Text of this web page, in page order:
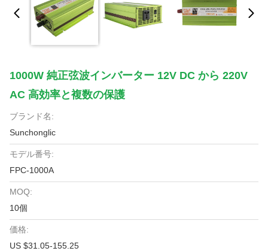
1000W 純正弦波インバーター 12V DC から 220V
AC 高効率と複数の保護
ブランド名:
Sunchonglic
モデル番号:
FPC-1000A
MOQ:
10個
価格:
US $31.05-155.25